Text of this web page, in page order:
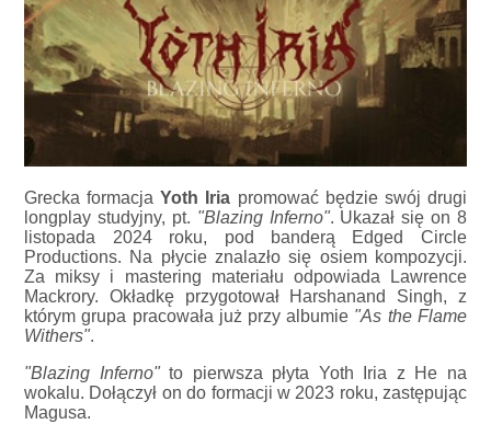
Grecka formacjaYoth Iria promować będzie swój drugi
longplay studyjny, pt. "Blazing Inferno". Ukazał się on 8
listopada 2024 roku, pod banderą Edged Circle
Productions. Na płycie znalazło się osiem kompozycji.
Za miksy i mastering materiału odpowiada Lawrence
Mackrory. Okładkę przygotował Harshanand Singh, z
którym grupa pracowała już przy albumie "As the Flame
Withers".
"Blazing Inferno"to pierwsza płyta Yoth Iria z He na
wokalu. Dołączył on do formacji w 2023 roku, zastępując
Magusa.